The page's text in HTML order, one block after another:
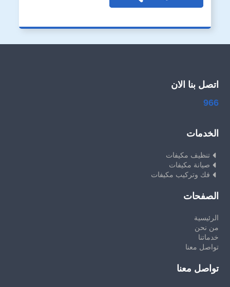
اتصل بنا الان
966
الخدمات
تنظيف مكيفات
صيانة مكيفات
فك وتركيب مكيفات
الصفحات
الرئيسية
من نحن
خدماتنا
تواصل معنا
تواصل معنا